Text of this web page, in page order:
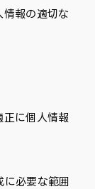
情報の適切な
正に個人情報
必要な範囲